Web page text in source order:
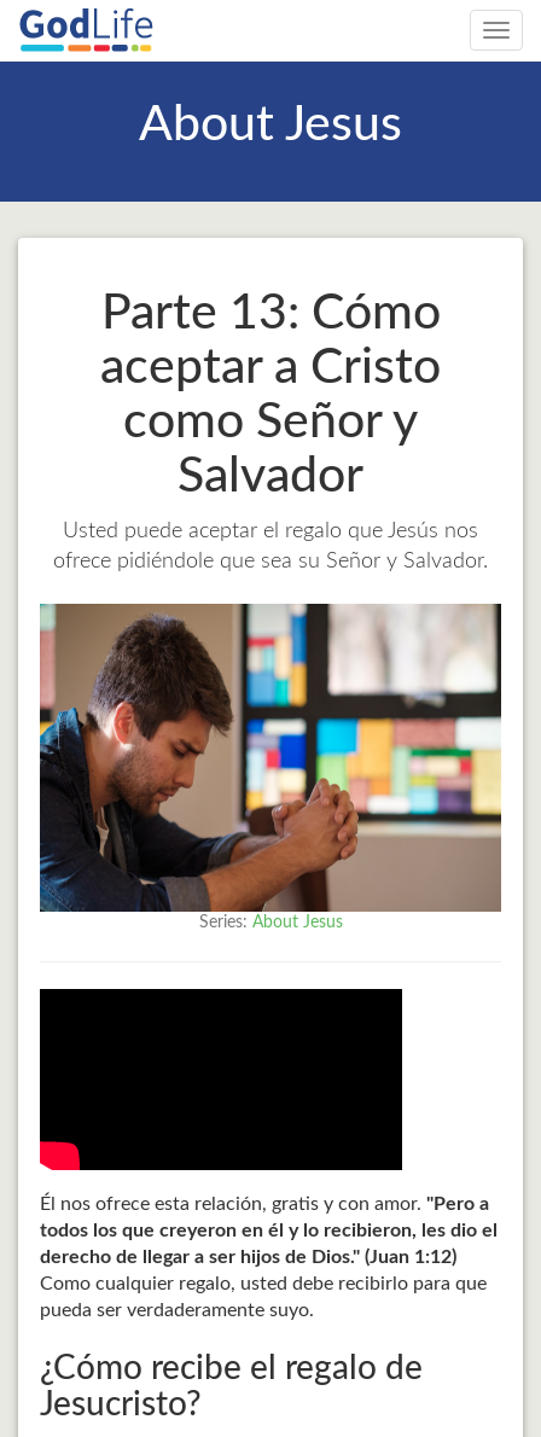
About Jesus
Parte 13: Cómo
aceptar a Cristo
como Señor y
Salvador
Usted puede aceptar el regalo que Jesús nos
ofrece pidiéndole que sea su Señor y Salvador.
Series: About Jesus
Él nos ofrece esta relación, gratis y con amor."Pero a
todos los que creyeron en él y lo recibieron, les dio el
derecho de llegar a ser hijos de Dios." (Juan 1:12)
Como cualquier regalo, usted debe recibirlo para que
pueda ser verdaderamente suyo.
¿Cómo recibe el regalo de
Jesucristo?